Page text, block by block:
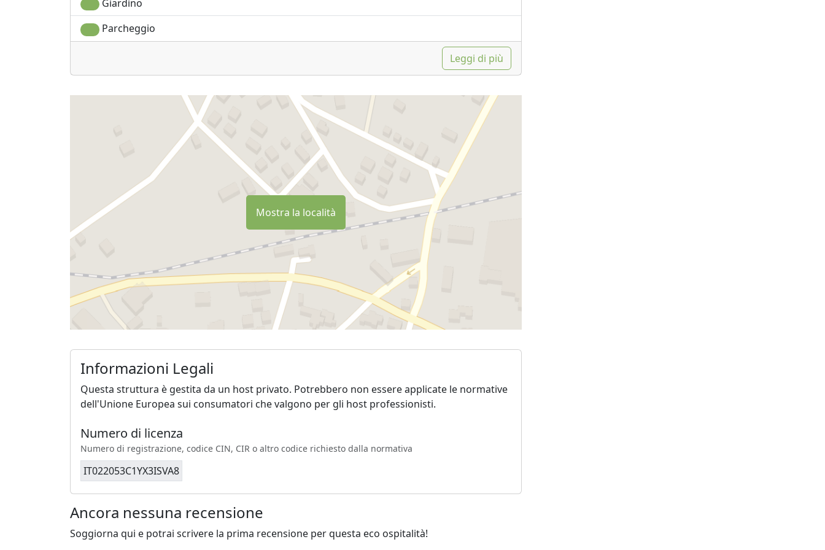
Giardino
Parcheggio
Leggi di più
Mostra la località
Informazioni Legali
Questa struttura è gestita da un host privato. Potrebbero non essere applicate le normative
dell'Unione Europea sui consumatori che valgono per gli host professionisti.
Numero di licenza
Numero di registrazione, codice CIN, CIR o altro codice richiesto dalla normativa
IT022053C1YX3ISVA8
Ancora nessuna recensione
Soggiorna qui e potrai scrivere la prima recensione per questa eco ospitalità!